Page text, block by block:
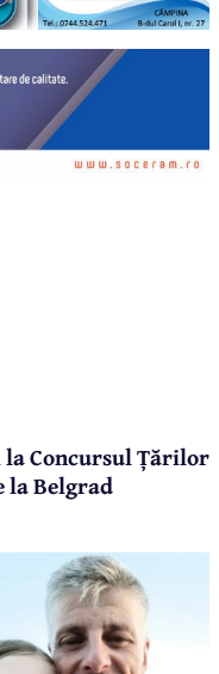
Concursul Țărilor
la Belgrad